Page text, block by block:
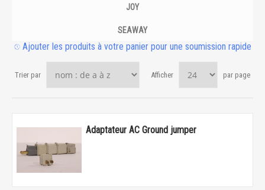
JOY
SEAWAY
Ajouter les produits à votre panier pour une soumission rapide
Trier par Afficher par page
Adaptateur AC Ground jumper